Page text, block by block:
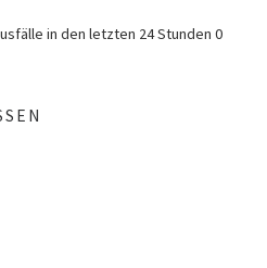
in den letzten 24 Stunden 0